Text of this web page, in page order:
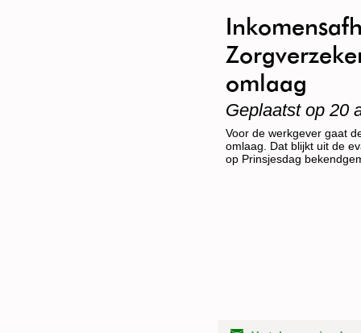
omlaag
Geplaatst op 20
Voor de werkgever gaat
omlaag. Dat blijkt uit de
op Prinsjesdag